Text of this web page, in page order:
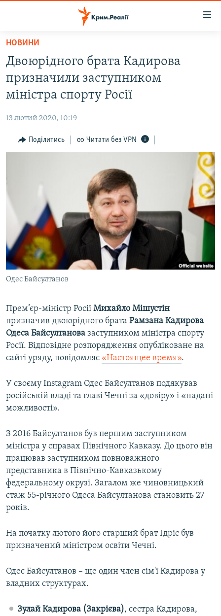
Перейти
основного
матеріалу
Перейти
до
основної
Перейти
до
ВОДА.КРИМ
ВІДЕО ТА ФОТО
БЛОГИ
ПОГЛЯД
ДЕПОРТАЦІЯ
ВІДЕОУРОКИ «ELIFBE»
СВІДЧЕННЯ ОКУПАЦІЇ
УКРАЇНСЬКА ПРОБЛЕМА КРИМУ
ІНФОГРАФІКА
ЯК ОБІЙТИ БЛОКУВАННЯ
Русский
Qırımtatar
ДОЛУЧАЙСЯ!
Усі сайти RFE/RL
НОВИНИ
Двоюрідного брата Кадирова
призначили заступником
міністра спорту Росії
13 лютий 2020, 10:19
Поділитись Читати без VPN
Одес Байсултанов
Прем’єр-міністр Росії Михайло Мішустін
призначив двоюрідного брата Рамзана Кадирова
Одеса Байсултанова заступником міністра спорту
Росії. Відповідне розпорядження опубліковане на
сайті уряду, повідомляє «Настоящее время».
У своєму Instagram Одес Байсултанов подякував
російській владі та главі Чечні за «довіру» і «надані
можливості».
З 2016 Байсултанов був першим заступником
міністра у справах Північного Кавказу. До цього він
працював заступником повноважного
представника в Північно-Кавказькому
федеральному окрузі. Загалом же чиновницький
стаж 55-річного Одеса Байсултанова становить 27
років.
На початку лютого його старший брат Ідріс був
призначений міністром освіти Чечні.
Одес Байсултанов – ще один член сім'ї Кадирова у
владних структурах.
Зулай Кадирова (Закрієва), сестра Кадирова,